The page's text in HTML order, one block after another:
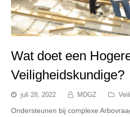
Wat doet een
Veiligheidskundige?
juli 28, 2022 MDGZ
Ondersteunen bij complexe